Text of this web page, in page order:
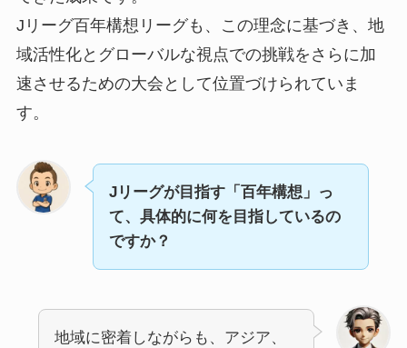
Jリーグ百年構想リーグも、この理念に基づき、地
域活性化とグローバルな視点での挑戦をさらに加
速させるための大会として位置づけられていま
す。
Jリーグが目指す「百年構想」っ
て、具体的に何を目指しているの
ですか？
地域に密着しながらも、アジア、